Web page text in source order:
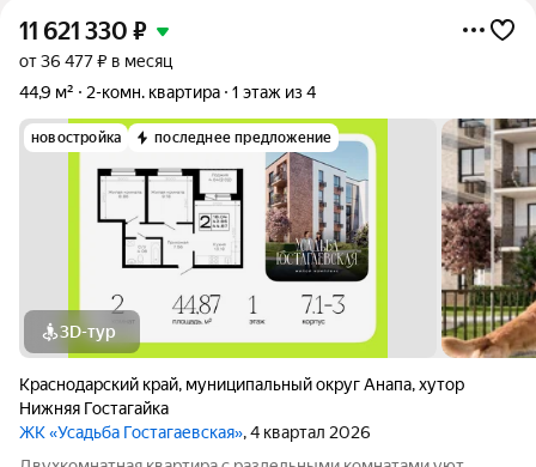
11 621 330 ₽
от 36 477 ₽ в месяц
44,9 м²
2-комн. квартира 1 этаж из 4
новостройка последнее предложение
3D-тур
Краснодарский край, муниципальный округ Анапа,хутор
Нижняя Гостагайка
ЖК «Усадьба Гостагаевская», 4 квартал 2026